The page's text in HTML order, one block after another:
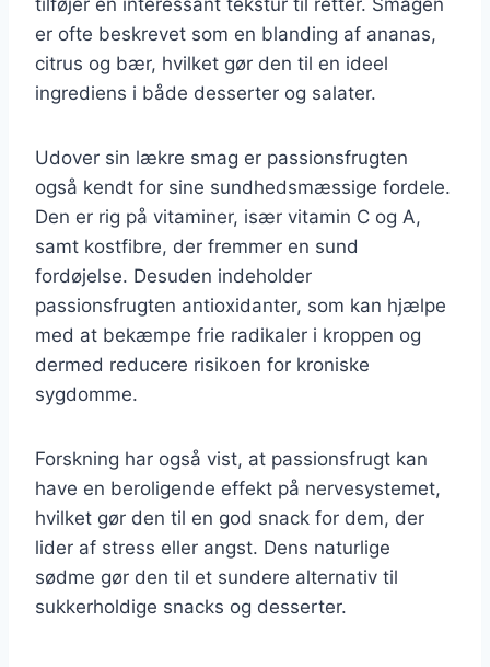
tilføjer en interessant tekstur til retter. Smagen
er ofte beskrevet som en blanding af ananas,
citrus og bær, hvilket gør den til en ideel
ingrediens i både desserter og salater.
Udover sin lækre smag er passionsfrugten
også kendt for sine sundhedsmæssige fordele.
Den er rig på vitaminer, især vitamin C og A,
samt kostfibre, der fremmer en sund
fordøjelse. Desuden indeholder
passionsfrugten antioxidanter, som kan hjælpe
med at bekæmpe frie radikaler i kroppen og
dermed reducere risikoen for kroniske
sygdomme.
Forskning har også vist, at passionsfrugt kan
have en beroligende effekt på nervesystemet,
hvilket gør den til en god snack for dem, der
lider af stress eller angst. Dens naturlige
sødme gør den til et sundere alternativ til
sukkerholdige snacks og desserter.